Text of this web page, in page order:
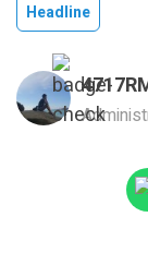
Headline